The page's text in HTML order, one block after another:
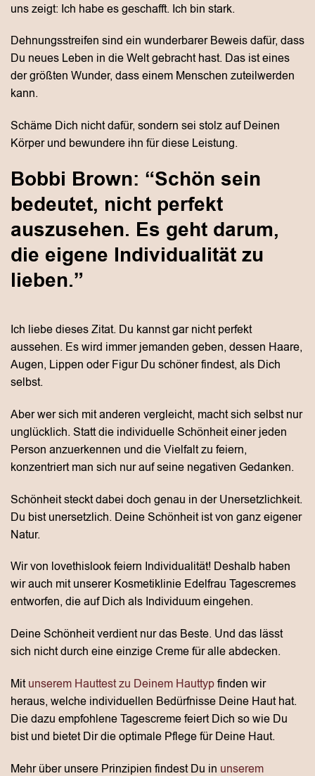
uns zeigt: Ich habe es geschafft. Ich bin stark.
Dehnungsstreifen sind ein wunderbarer Beweis dafür, dass
Du neues Leben in die Welt gebracht hast. Das ist eines
der größten Wunder, dass einem Menschen zuteilwerden
kann.
Schäme Dich nicht dafür, sondern sei stolz auf Deinen
Körper und bewundere ihn für diese Leistung.
Bobbi Brown: “Schön sein
bedeutet, nicht perfekt
auszusehen. Es geht darum,
die eigene Individualität zu
lieben.”
Ich liebe dieses Zitat. Du kannst gar nicht perfekt
aussehen. Es wird immer jemanden geben, dessen Haare,
Augen, Lippen oder Figur Du schöner findest, als Dich
selbst.
Aber wer sich mit anderen vergleicht, macht sich selbst nur
unglücklich. Statt die individuelle Schönheit einer jeden
Person anzuerkennen und die Vielfalt zu feiern,
konzentriert man sich nur auf seine negativen Gedanken.
Schönheit steckt dabei doch genau in der Unersetzlichkeit.
Du bist unersetzlich. Deine Schönheit ist von ganz eigener
Natur.
Wir von lovethislook feiern Individualität! Deshalb haben
wir auch mit unserer Kosmetiklinie Edelfrau Tagescremes
entworfen, die auf Dich als Individuum eingehen.
Deine Schönheit verdient nur das Beste. Und das lässt
sich nicht durch eine einzige Creme für alle abdecken.
Mitunserem Hauttest zu Deinem Hauttypfinden wir
heraus, welche individuellen Bedürfnisse Deine Haut hat.
Die dazu empfohlene Tagescreme feiert Dich so wie Du
bist und bietet Dir die optimale Pflege für Deine Haut.
Mehr über unsere Prinzipien findest Du in unserem